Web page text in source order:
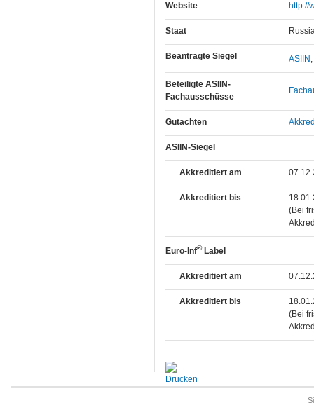
Website http://
Staat
Beantragte Siegel ASIIN ,
Beteiligte ASIIN-
Fachausschüsse
Gutachten
ASIIN-Siegel
Akkreditiert am
Akkreditiert bis
(Bei
Euro-Inf®Label
Akkreditiert am
Akkreditiert bis
(Bei